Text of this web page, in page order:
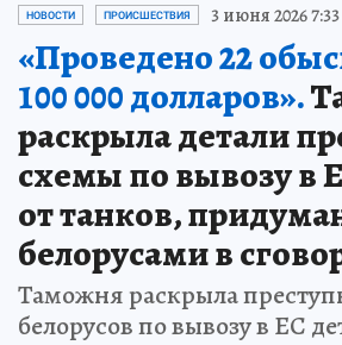
НОВОСТИ ПРОИСШЕСТВИЯ 3 июня 2026 7:33
«Проведено 22
100 000 долларов».
раскрыла детали
схемы по вывозу в
от танков,
белорусами в
Таможня раскрыла
белорусов по вывозу в ЕС